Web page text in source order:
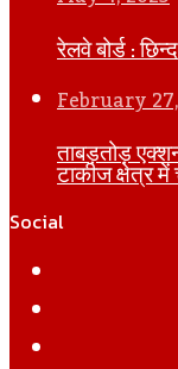
रेलवे बोर्ड :
February
ताबड़तोड़
टाकीज क्षेत्र
Social